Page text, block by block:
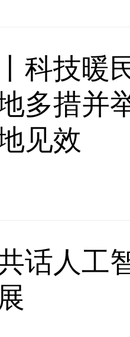
科技暖
多措并
见效
话人工